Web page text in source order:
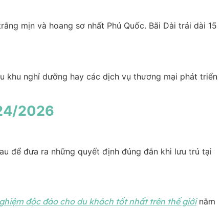
mịn và hoang sơ nhất Phú Quốc. Bãi Dài trải dài 15
khu nghỉ dưỡng hay các dịch vụ thương mại phát triển
2026
để đưa ra những quyết định đúng đắn khi lưu trú tại
độc đáo cho du khách tốt nhất trên thế giớinăm